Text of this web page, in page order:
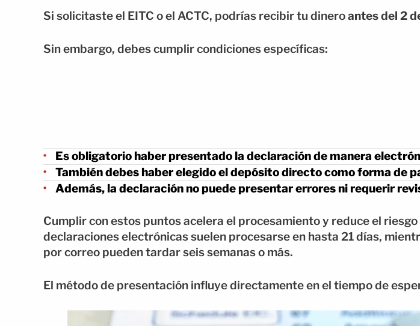
Si solicitaste el EITC o el ACTC, podrías recibir tu dineroantes del 2
Sin embargo, debes cumplir condiciones específicas:
Es obligatorio haber presentado la declaración de manera
También debes haber elegido el depósito directo como forma de
Además, la declaración no puede presentar errores ni requerir
Cumplir con estos puntos acelera el procesamiento y reduce el
declaraciones electrónicas suelen procesarse en hasta 21 días,
por correo pueden tardar seis semanas o más.
El método de presentación influye directamente en el tiempo de